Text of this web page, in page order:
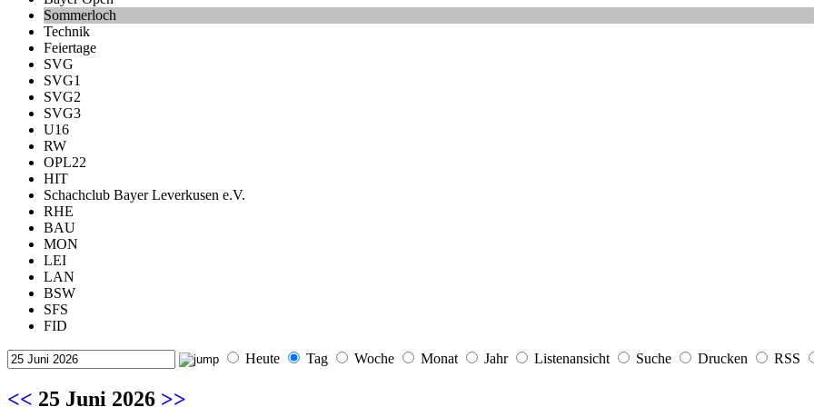
Sommerloch
Technik
Feiertage
SVG
SVG1
SVG2
SVG3
U16
RW
OPL22
HIT
Schachclub Bayer Leverkusen e.V.
RHE
BAU
MON
LEI
LAN
BSW
SFS
FID
Heute Tag Woche Monat Jahr Listenansicht Suche Drucken RSS
<< 25 Juni 2026 >>